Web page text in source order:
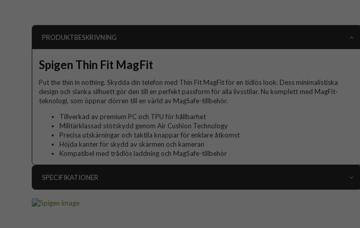
PRODUKTBESKRIVNING
Spigen Thin Fit MagFit
Put the thin in nothing. Skydda din telefon med Thin Fit MagFit för en tidlös look. Dess minimalistiska
design och slanka silhuett gör den till en perfekt passform för alla livsstilar. Nu komplett med MagFit-
teknologi, som öppnar dörren till en värld av MagSafe-tillbehör.
Tillverkad av premium PC och TPU för hållbarhet
Militärklassad stötskydd genom Air Cushion Technology
Precisa utskärningar och taktila knappar för enklare åtkomst
Höjda kanter för skydd av skärmen och kameran
Kompatibel med trådlös laddning och MagSafe-tillbehör
SPECIFIKATIONER